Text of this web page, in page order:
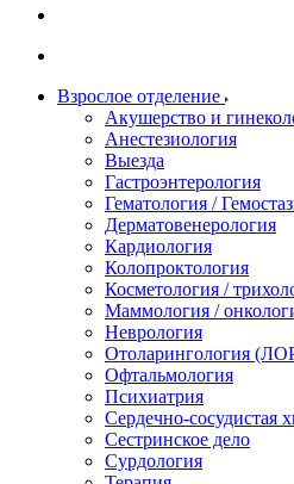
Взрослое отделение
Акушерство и
Анестезиология
Выезда
Гастроэнтерология
Гематология /
Дерматовенерология
Кардиология
Колопроктология
Косметология /
Маммология /
Неврология
Отоларингология
Офтальмология
Психиатрия
Сердечно-сосудистая
Сестринское дело
Сурдология